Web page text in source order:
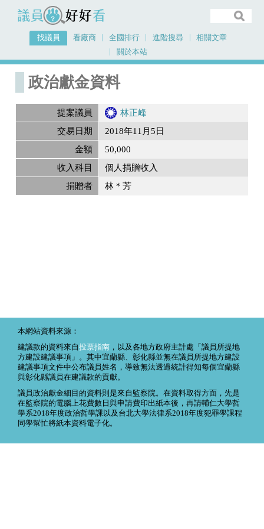
議員好好看
找議員 看廠商 全國排行 進階搜尋
相關文章
關於本站
首頁
政治獻金資料
提案議員
林正峰
交易日期
2018年11月5日
金額
50,000
收入科目
個人捐贈收入
捐贈者
林＊芳
本網站資料來源：
建議款的資料來自投票指南 ，以及各地方政府主計處「議員所提地
方建設建議事項」。其中宜蘭縣、彰化縣並無在議員所提地方建設
建議事項文件中公布議員姓名，導致無法透過統計得知每個宜蘭縣
與彰化縣議員在建議款的貢獻。
議員政治獻金細目的資料則是來自監察院。在資料取得方面，先是
在監察院的電腦上花費數日與申請費印出紙本後，再請輔仁大學哲
學系2018年度政治哲學課以及台北大學法律系2018年度犯罪學課程
同學幫忙將紙本資料電子化。